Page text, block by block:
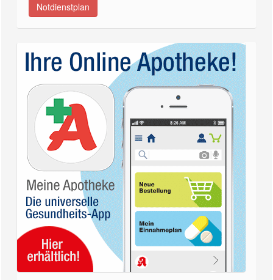
Notdienstplan